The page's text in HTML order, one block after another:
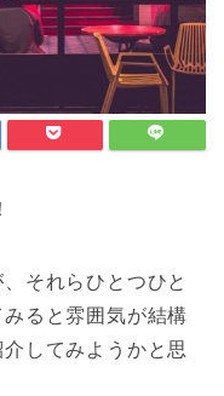
それらひとつひと
ると雰囲気が結構
してみようかと思